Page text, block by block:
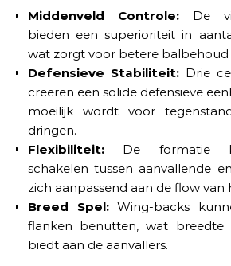
Middenveld Controle: De
bieden een superioriteit in
wat zorgt voor betere balbehoud
Defensieve Stabiliteit: Drie
creëren een solide defensieve
moeilijk wordt voor
dringen.
Flexibiliteit: De formatie
schakelen tussen aanvallende
zich aanpassend aan de flow van
Breed Spel:Wing-backs
flanken benutten, wat breedte
biedt aan de aanvallers.